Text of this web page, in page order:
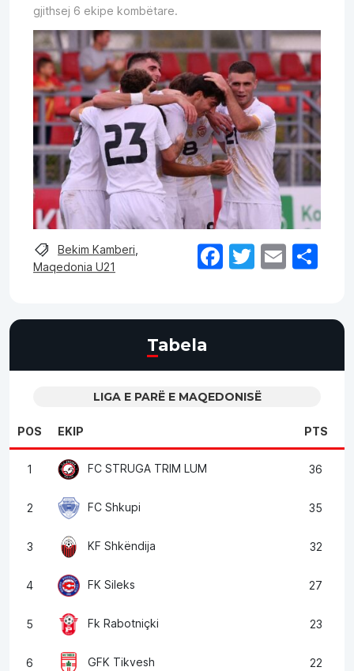
gjithsej 6 ekipe kombëtare.
Bekim Kamberi
Maqedonia U21
Facebook
Twitter
Email
Tabela
LIGA E PARË E MAQEDONISË
POS EKIP PTS
1 FC STRUGA TRIM LUM 36
2 FC Shkupi 35
3 KF Shkëndija 32
4 FK Sileks 27
5 Fk Rabotniçki 23
6 GFK Tikvesh 22